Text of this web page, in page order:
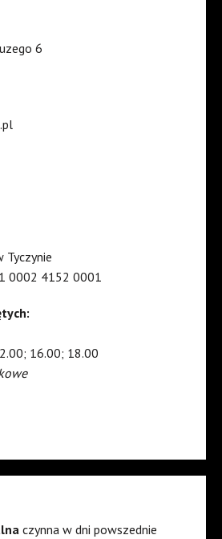
6
Tyczynie
0002 4152 0001
16.00; 18.00
czynna w dni powszednie